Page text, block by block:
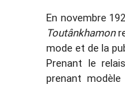
En novembre
Toutânkhamon
mode et de la
Prenant le
prenant